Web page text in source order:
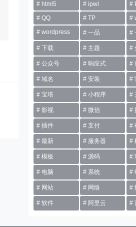
html5
ipwl
QQ
TP
wordpress
一品
下载 主题
公众号 响应式
域名 安装
宝塔 小程序
影视 微信
插件 支付
最新 服务器
模板 源码
电脑 系统
网站 网络
软件 阿里云